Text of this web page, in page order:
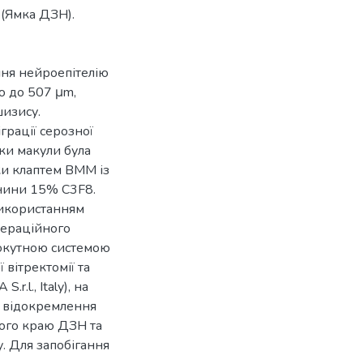
(Ямка ДЗН).
нейроепітелію
до 507 μm,
серозної
макули була
клаптем ВММ із
15% C3F8.
системою
та
S.r.l., Italy), на
краю ДЗН та
запобігання